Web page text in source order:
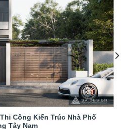
Công Kiến Trúc Nhà Phố
Tây Nam